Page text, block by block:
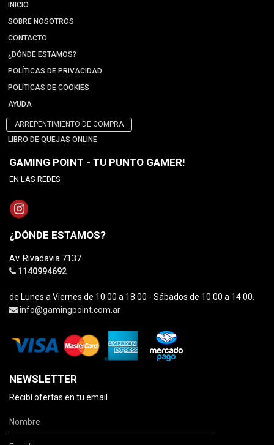
INICIO
SOBRE NOSOTROS
CONTACTO
¿DÓNDE ESTAMOS?
POLÍTICAS DE PRIVACIDAD
POLÍTICAS DE COOKIES
AYUDA
ARREPENTIMIENTO DE COMPRA
LIBRO DE QUEJAS ONLINE
GAMING POINT - TU PUNTO GAMER!
EN LAS REDES
¿DÓNDE ESTAMOS?
Av. Rivadavia 7137
1140994692
de Lunes a Viernes de 10:00 a 18:00 - Sábados de 10:00 a 14:00.
info@gamingpoint.com.ar
NEWSLETTER
Recibí ofertas en tu email